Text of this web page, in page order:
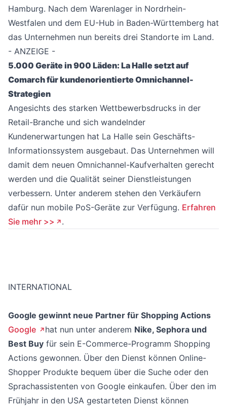
Hamburg. Nach dem Warenlager in Nordrhein-
Westfalen und dem EU-Hub in Baden-Württemberg hat
das Unternehmen nun bereits drei Standorte im Land.
- ANZEIGE -
5.000 Geräte in 900 Läden: La Halle setzt auf
Comarch für kundenorientierte Omnichannel-
Strategien
Angesichts des starken Wettbewerbsdrucks in der
Retail-Branche und sich wandelnder
Kundenerwartungen hat La Halle sein Geschäfts-
Informationssystem ausgebaut. Das Unternehmen will
damit dem neuen Omnichannel-Kaufverhalten gerecht
werden und die Qualität seiner Dienstleistungen
verbessern. Unter anderem stehen den Verkäufern
dafür nun mobile PoS-Geräte zur Verfügung. Erfahren
Sie mehr >>
.
INTERNATIONAL
Google gewinnt neue Partner für Shopping Actions
Google
hat nun unter anderem Nike, Sephora und
Best Buy für sein E-Commerce-Programm Shopping
Actions gewonnen. Über den Dienst können Online-
Shopper Produkte bequem über die Suche oder den
Sprachassistenten von Google einkaufen. Über den im
Frühjahr in den USA gestarteten Dienst können